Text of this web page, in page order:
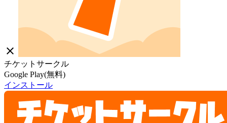
close
チケットサークル
Google Play(無料)
インストール